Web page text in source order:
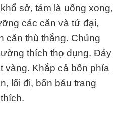
sở, tám là uống xong,
các căn và tứ đại,
căn thù thắng. Chúng
thích thọ dụng. Ðáy
vàng. Khắp cả bốn phía
lối đi, bốn báu trang